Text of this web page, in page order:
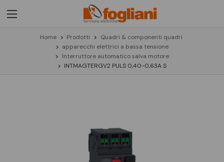
Home Prodotti
Quadri & componenti quadri
apparecchi elettrici a bassa tensione
Interruttore automatico salva motore
INTMAGTERGV2 PULS 0,40-0,63A S